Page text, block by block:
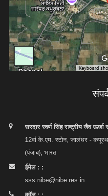
सरदार स्वर्ण सिंह राष्ट्रीय जैव ऊर्जा
12वां के.एम. स्टोन, जालंधर -
(पंजाब), भारत
ईमेल : :
sss.nibe@nibe.res.in